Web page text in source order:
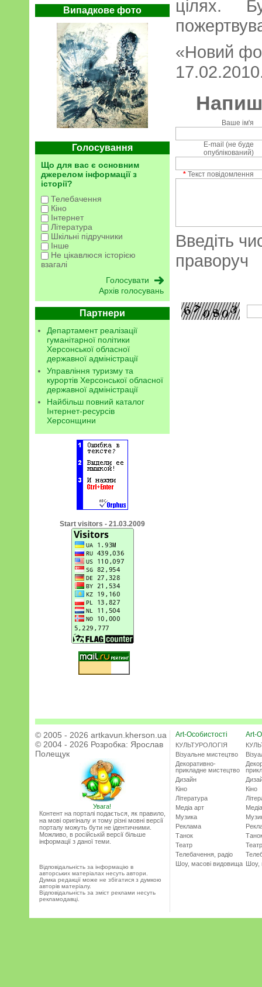
Випадкове фото
Голосування
Що для вас є основним
джерелом інформації з
історії?
Телебачення
Кіно
Інтернет
Література
Шкільні підручники
Інше
Не цікавлюся історією
взагалі
Архів голосувань
Партнери
Департамент реалізації
гуманітарної політики
Херсонської обласної
державної адміністрації
Управління туризму та
курортів Херсонської обласної
державної адміністрації
Найбільш повний каталог
Інтернет-ресурсів
Херсонщини
Start visitors - 21.03.2009
цілях.
«Новий
Ваше ім'я
E-mail (не буде
опублікований)
* Текст повідомлення
Введіть
праворуч
© 2005 - 2026 artkavun.kherson.ua
© 2004 - 2026 Розробка: Ярослав
Полещук
Увага!
Контент на порталі подається, як правило,
на мові оригіналу и тому різні мовні версії
порталу можуть бути не ідентичними.
Можливо, в російській версії більше
інформації з даної теми.
Відповідальність за інформацію в
авторських матеріалах несуть автори.
Думка редакції може не збігатися з думкою
авторів матеріалу.
Відповідальність за зміст реклами несуть
рекламодавці.
Art-Особистості
КУЛЬТУРОЛОГІЯ
Візуальне мистецтво
Декоративно-
прикладне мистецтво
Дизайн
Кіно
Література
Медіа арт
Музика
Реклама
Танок
Театр
Телебачення, радіо
Шоу, масові видовища
Art-
Кіно
Театр
Шоу,